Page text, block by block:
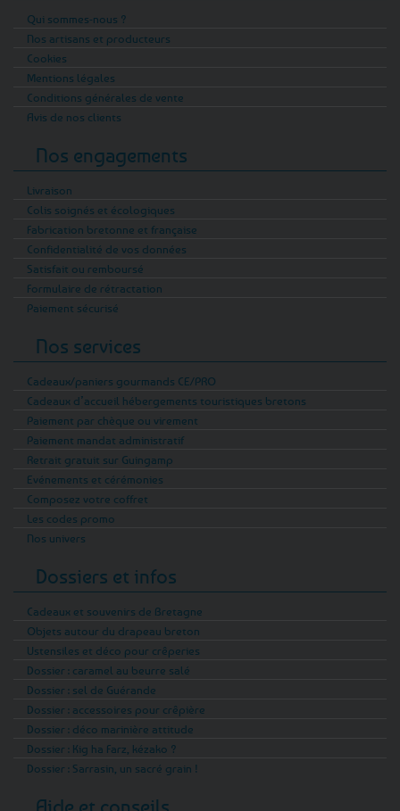
Qui sommes-nous ?
Nos artisans et producteurs
Cookies
Mentions légales
Conditions générales de vente
Avis de nos clients
Nos engagements
Livraison
Colis soignés et écologiques
Fabrication bretonne et française
Confidentialité de vos données
Satisfait ou remboursé
Formulaire de rétractation
Paiement sécurisé
Nos services
Cadeaux/paniers gourmands CE/PRO
Cadeaux d’accueil hébergements touristiques bretons
Paiement par chèque ou virement
Paiement mandat administratif
Retrait gratuit sur Guingamp
Evénements et cérémonies
Composez votre coffret
Les codes promo
Nos univers
Dossiers et infos
Cadeaux et souvenirs de Bretagne
Objets autour du drapeau breton
Ustensiles et déco pour crêperies
Dossier : caramel au beurre salé
Dossier : sel de Guérande
Dossier : accessoires pour crêpière
Dossier : déco marinière attitude
Dossier : Kig ha Farz, kézako ?
Dossier : Sarrasin, un sacré grain !